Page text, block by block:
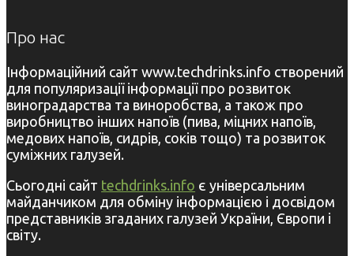
Про нас
Інформаційний сайт www.techdrinks.info створений
для популяризації інформації про розвиток
виноградарства та виноробства, а також про
виробництво інших напоїв (пива, міцних напоїв,
медових напоїв, сидрів, соків тощо) та розвиток
суміжних галузей.
Сьогодні сайт techdrinks.info є універсальним
майданчиком для обміну інформацією і досвідом
представників згаданих галузей України, Європи і
світу.